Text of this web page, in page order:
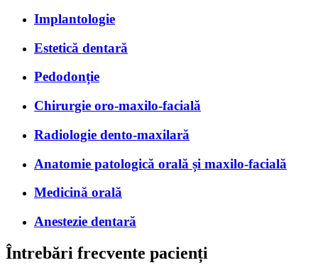
Implantologie
Estetică dentară
Pedodonție
Chirurgie oro-maxilo-facială
Radiologie dento-maxilară
Anatomie patologică orală și maxilo-facială
Medicină orală
Anestezie dentară
Întrebări frecvente pacienți